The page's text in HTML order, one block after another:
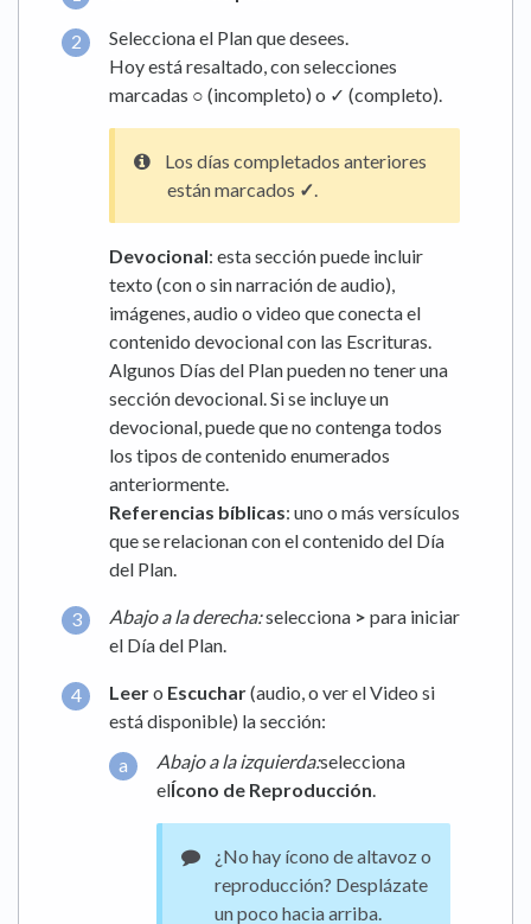
Selecciona el Planque desees.
Hoy está resaltado, con selecciones
marcadas ○ (incompleto) o ✓ (completo).
Los días completados anteriores
están marcados ✓.
Devocional: esta sección puede incluir
texto (con o sin narración de audio),
imágenes, audio o video que conecta el
contenido devocional con las Escrituras.
Algunos Días del Plan pueden no tener una
sección devocional. Si se incluye un
devocional, puede que no contenga todos
los tipos de contenido enumerados
anteriormente.
Referencias bíblicas: uno o más versículos
que se relacionan con el contenido del Día
del Plan.
Abajo a la derecha:selecciona > para iniciar
el Día del Plan.
Leero Escuchar(audio, o ver el Video si
está disponible) la sección:
Abajo a la izquierda:selecciona
elÍcono de Reproducción.
¿No hay ícono de altavoz o
reproducción? Desplázate
un poco hacia arriba.